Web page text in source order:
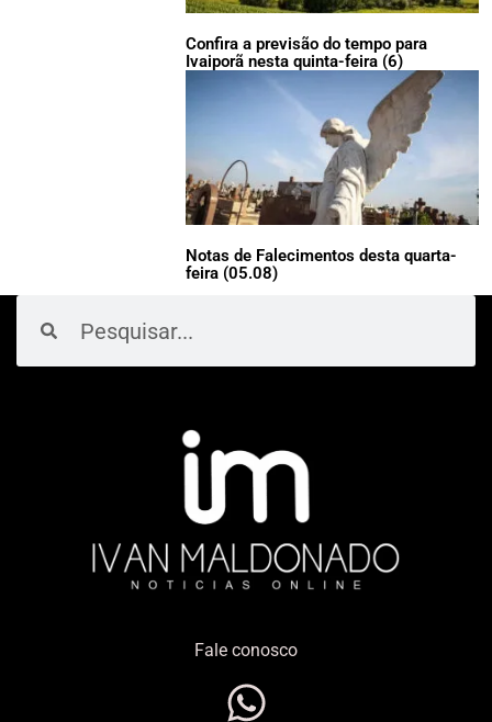
Confira a previsão do tempo para
Ivaiporã nesta quinta-feira (6)
Notas de Falecimentos desta quarta-
feira (05.08)
Fale conosco